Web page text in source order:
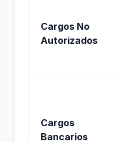
Cargos No
Autorizados
Cargos
Bancarios